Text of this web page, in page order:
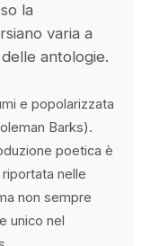
la
varia a
antologie.
e popolarizzata
Barks).
poetica è
nelle
non sempre
unico nel